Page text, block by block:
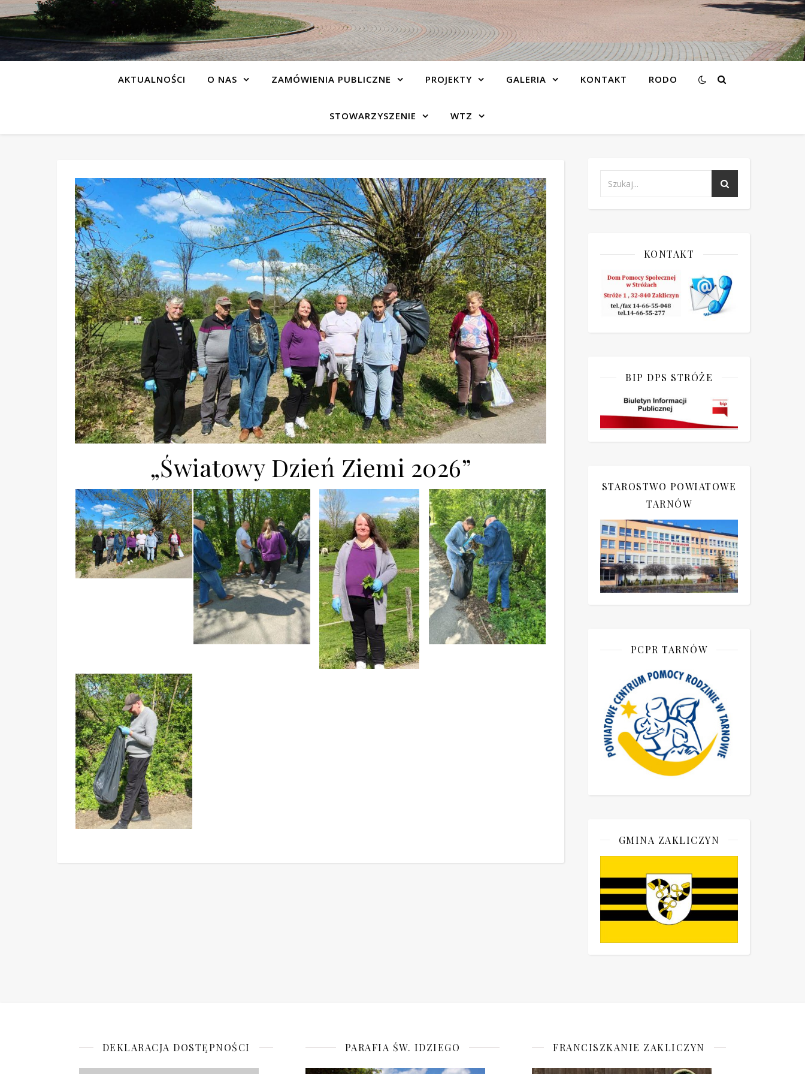
AKTUALNOŚCI O NAS ZAMÓWIENIA PUBLICZNE PROJEKTY GALERIA KONTAKT RODO
STOWARZYSZENIE WTZ
„Światowy Dzień Ziemi 2026”
KONTAKT
BIP DPS STRÓŻE
STAROSTWO POWIATOWE
TARNÓW
PCPR TARNÓW
GMINA ZAKLICZYN
DEKLARACJA DOSTĘPNOŚCI PARAFIA ŚW. IDZIEGO FRANCISZKANIE ZAKLICZYN